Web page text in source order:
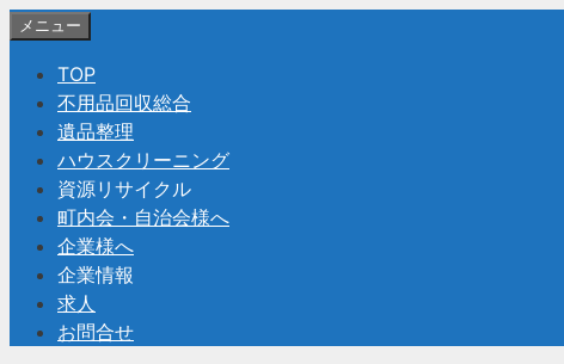
コメニュー
TOP
不用品回収総合
遺品整理
ハウスクリーニング
資源リサイクル
町内会・自治会様へ
企業様へ
企業情報
求人
お問合せ